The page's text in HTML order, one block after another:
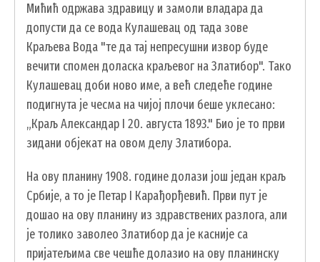
Мићић одржава здравицу и замоли владара да
допусти да се вода Кулашевац од тада зове
Краљева Вода "те да тај непресушни извор буде
вечити спомен доласка краљевог на Златибор". Тако
Кулашевац доби ново име, а већ следеће године
подигнута је чесма на чијој плочи беше уклесано:
„Краљ Александар I 20. августа 1893." Био је то први
зидани објекат на овом делу Златибора.
На ову планину 1908. године долази још један краљ
Србије, а то је Петар I Карађорђевић. Први пут је
дошао на ову планину из здравствених разлога, али
је толико заволео Златибор да је касније са
пријатељима све чешће долазио на ову планинску